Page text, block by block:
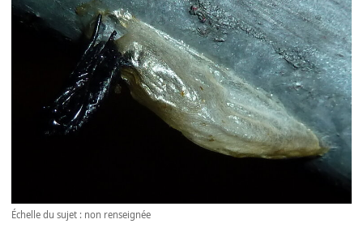
Échelle du sujet : non renseignée